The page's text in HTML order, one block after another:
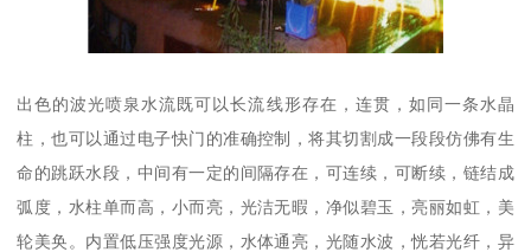
出色的波光喷泉水流既可以长流线形存在，连贯，如同一条水晶
柱，也可以通过电子快门的准确控制，将其切割成一段段仿佛有生
命的跳跃水段，中间有一定的间隔存在，可连续，可断续，链结成
弧度，水柱单而高，小而亮，光洁无暇，净似碧玉，亮丽如虹，美
轮美奂。内置低压强度光源，水体通亮，光随水波，恍若光纤，异